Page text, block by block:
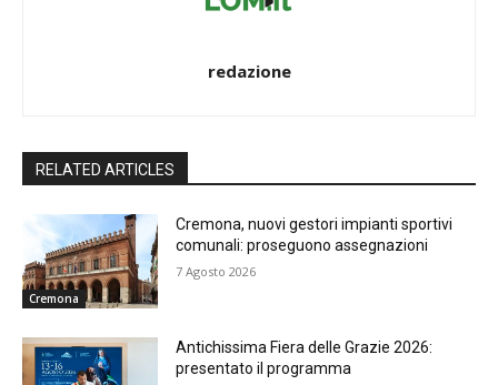
redazione
RELATED ARTICLES
Cremona
Cremona, nuovi gestori impianti sportivi
comunali: proseguono assegnazioni
7 Agosto 2026
Antichissima Fiera delle Grazie 2026:
presentato il programma